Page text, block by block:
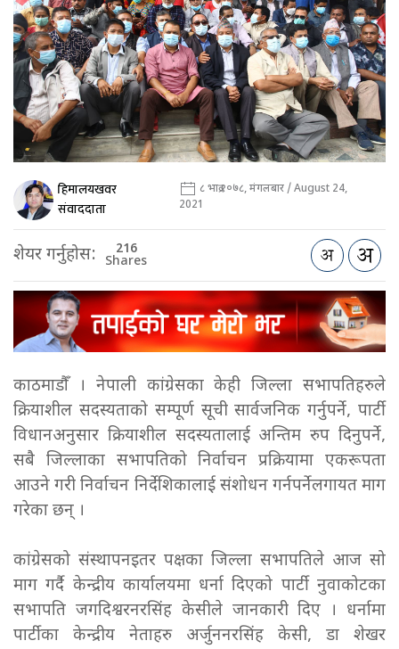
हिमालयखवर
संवाददाता
८ भाद्र २०७८, मंगलबार / August 24,
2021
शेयर गर्नुहोस: 216
Shares
काठमाडौँ । नेपाली कांग्रेसका केही जिल्ला सभापतिहरुले
क्रियाशील सदस्यताको सम्पूर्ण सूची सार्वजनिक गर्नुपर्ने, पार्टी
विधानअनुसार क्रियाशील सदस्यतालाई अन्तिम रुप दिनुपर्ने,
सबै जिल्लाका सभापतिको निर्वाचन प्रक्रियामा एकरूपता
आउने गरी निर्वाचन निर्देशिकालाई संशोधन गर्नपर्नेलगायत माग
गरेका छन् ।
कांग्रेसको संस्थापनइतर पक्षका जिल्ला सभापतिले आज सो
माग गर्दै केन्द्रीय कार्यालयमा धर्ना दिएको पार्टी नुवाकोटका
सभापति जगदिश्वरनरसिंह केसीले जानकारी दिए । धर्नामा
पार्टीका केन्द्रीय नेताहरु अर्जुननरसिंह केसी, डा शेखर